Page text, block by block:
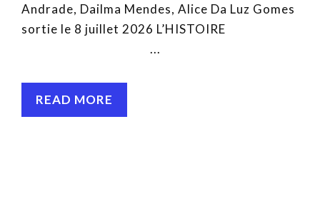
Andrade, Dailma Mendes, Alice Da Luz Gomes
sortie le 8 juillet 2026 L’HISTOIRE
...
READ MORE